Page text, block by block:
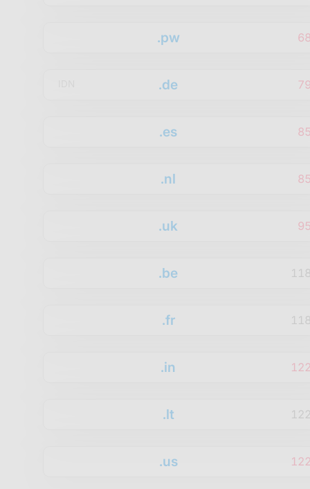
.pw
.de
.es
.nl
.uk
.be
.fr
.in
.lt
.us